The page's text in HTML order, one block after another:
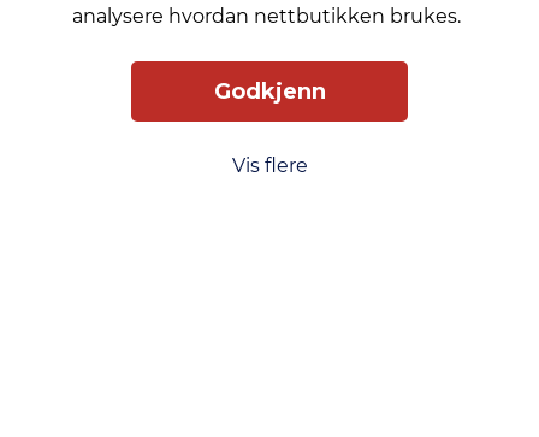
analysere hvordan nettbutikken brukes.
Godkjenn
Vis flere
Slik får du tilgang Levering
Service
Smart Mobilkjøp
Personvern
Kjøpsbetingelser